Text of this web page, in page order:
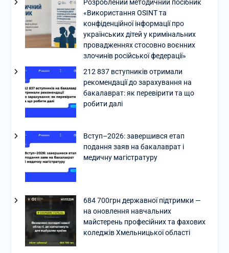
Розроблений методичний посібник
«Використання OSINT та
конфіденційної інформації про
українських дітей у кримінальних
провадженнях стосовно воєнних
злочинів російської федерації»
212 837 вступників отримали
рекомендації до зарахування на
бакалаврат: як перевірити та що
робити далі
Вступ–2026: завершився етап
подання заяв на бакалаврат і
медичну магістратуру
684 700грн державної підтримки —
на оновлення навчальних
майстерень професійних та фахових
коледжів Хмельницької області